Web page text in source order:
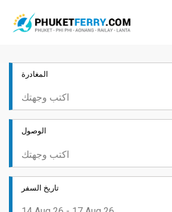
المغادرة
الوصول
تاريخ السفر